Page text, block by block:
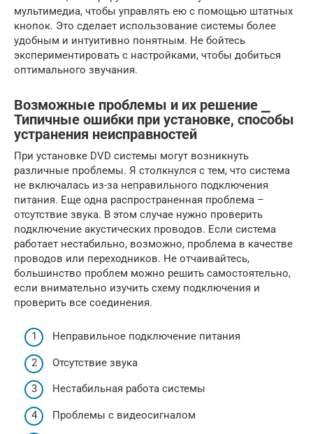
мультимедиа, чтобы управлять ею с помощью штатных
кнопок. Это сделает использование системы более
удобным и интуитивно понятным. Не бойтесь
экспериментировать с настройками, чтобы добиться
оптимального звучания.
Возможные проблемы и их решение ⎯
Типичные ошибки при установке, способы
устранения неисправностей
При установке DVD системы могут возникнуть
различные проблемы. Я столкнулся с тем, что система
не включалась из-за неправильного подключения
питания. Еще одна распространенная проблема –
отсутствие звука. В этом случае нужно проверить
подключение акустических проводов. Если система
работает нестабильно, возможно, проблема в качестве
проводов или переходников. Не отчаивайтесь,
большинство проблем можно решить самостоятельно,
если внимательно изучить схему подключения и
проверить все соединения.
Неправильное подключение питания
Отсутствие звука
Нестабильная работа системы
Проблемы с видеосигналом